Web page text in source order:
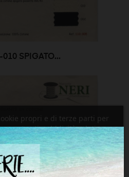
010 SPIGATO...
propri e di terze parti per
mostrarti pubblicità relativa
le tue abitudinidi
consenso al suo utilizzo, premi
cookie